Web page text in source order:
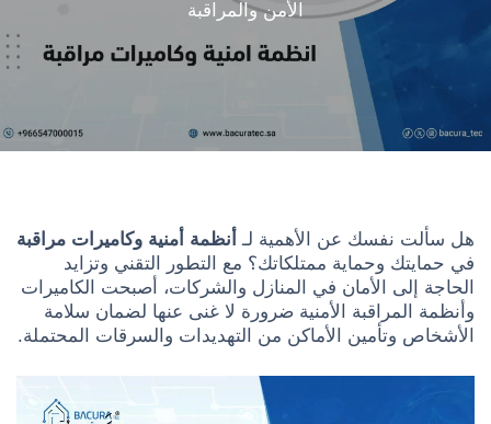
الأمن والمراقبة
هل سألت نفسك عن الأهمية لـ أنظمة أمنية وكاميرات مراقبة
في حمايتك وحماية ممتلكاتك؟ مع التطور التقني وتزايد
الحاجة إلى الأمان في المنازل والشركات، أصبحت الكاميرات
وأنظمة المراقبة الأمنية ضرورة لا غنى عنها لضمان سلامة
الأشخاص وتأمين الأماكن من التهديدات والسرقات المحتملة.